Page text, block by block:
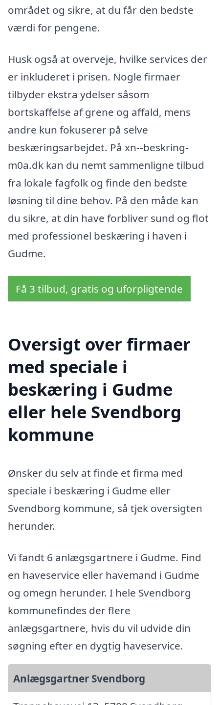
området og sikre, at du får den bedste
værdi for pengene.
Husk også at overveje, hvilke services der
er inkluderet i prisen. Nogle firmaer
tilbyder ekstra ydelser såsom
bortskaffelse af grene og affald, mens
andre kun fokuserer på selve
beskæringsarbejdet. På xn--beskring-
m0a.dk kan du nemt sammenligne tilbud
fra lokale fagfolk og finde den bedste
løsning til dine behov. På den måde kan
du sikre, at din have forbliver sund og flot
med professionel beskæring i haven i
Gudme.
Få 3 tilbud, gratis og uforpligtende
Oversigt over firmaer
med speciale i
beskæring i Gudme
eller hele Svendborg
kommune
Ønsker du selv at finde et firma med
speciale i beskæring i Gudme eller
Svendborg kommune, så tjek oversigten
herunder.
Vi fandt 6 anlægsgartnere i Gudme. Find
en haveservice eller havemand i Gudme
og omegn herunder. I hele Svendborg
kommunefindes der flere
anlægsgartnere, hvis du vil udvide din
søgning efter en dygtig haveservice.
Anlægsgartner Svendborg